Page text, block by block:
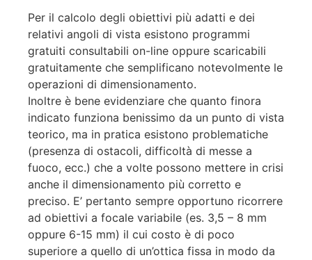
Per il calcolo degli obiettivi più adatti e dei
relativi angoli di vista esistono programmi
gratuiti consultabili on-line oppure scaricabili
gratuitamente che semplificano notevolmente le
operazioni di dimensionamento.
Inoltre è bene evidenziare che quanto finora
indicato funziona benissimo da un punto di vista
teorico, ma in pratica esistono problematiche
(presenza di ostacoli, difficoltà di messe a
fuoco, ecc.) che a volte possono mettere in crisi
anche il dimensionamento più corretto e
preciso. E’ pertanto sempre opportuno ricorrere
ad obiettivi a focale variabile (es. 3,5 – 8 mm
oppure 6-15 mm) il cui costo è di poco
superiore a quello di un’ottica fissa in modo da